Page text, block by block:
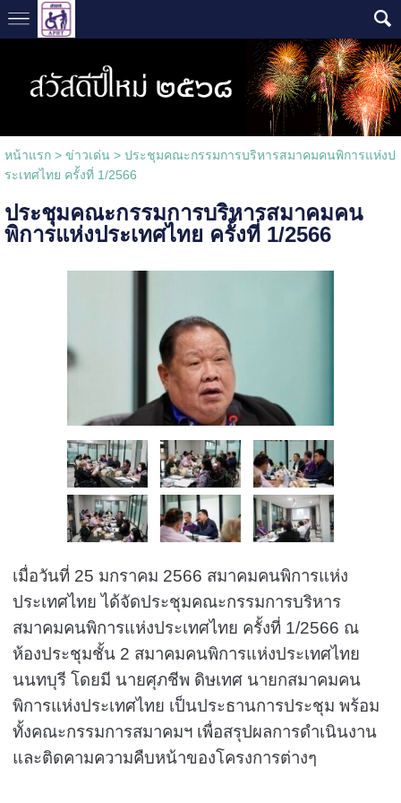
หน้าแรก> ข่าวเด่น > ประชุมคณะกรรมการบริหารสมาคมคนพิการแห่งป
ระเทศไทย ครั้งที่ 1/2566
ประชุมคณะกรรมการบริหารสมาคมคน
พิการแห่งประเทศไทย ครั้งที่ 1/2566
เมื่อวันที่ 25 มกราคม 2566 สมาคมคนพิการแห่ง
ประเทศไทย ได้จัดประชุมคณะกรรมการบริหาร
สมาคมคนพิการแห่งประเทศไทย ครั้งที่ 1/2566 ณ
ห้องประชุมชั้น 2 สมาคมคนพิการแห่งประเทศไทย
นนทบุรี โดยมี นายศุภชีพ ดิษเทศ นายกสมาคมคน
พิการแห่งประเทศไทย เป็นประธานการประชุม พร้อม
ทั้งคณะกรรมการสมาคมฯ เพื่อสรุปผลการดำเนินงาน
และติดคามความคืบหน้าของโครงการต่างๆ